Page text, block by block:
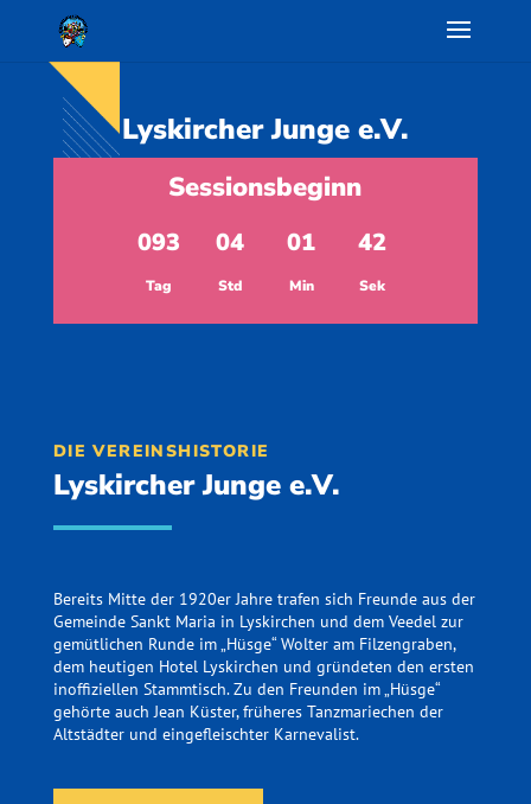
Lyskircher Junge e.V.
Sessionsbeginn
093
Tag
04
Std
01
Min
42
Sek
DIE VEREINSHISTORIE
Lyskircher Junge e.V.
Bereits Mitte der 1920er Jahre trafen sich Freunde aus der
Gemeinde Sankt Maria in Lyskirchen und dem Veedel zur
gemütlichen Runde im „Hüsge“ Wolter am Filzengraben,
dem heutigen Hotel Lyskirchen und gründeten den ersten
inoffiziellen Stammtisch. Zu den Freunden im „Hüsge“
gehörte auch Jean Küster, früheres Tanzmariechen der
Altstädter und eingefleischter Karnevalist.